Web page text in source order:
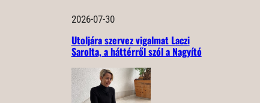
2026-07-30
Utoljára szervez vigalmat Laczi
Sarolta, a háttérről szól a Nagyító